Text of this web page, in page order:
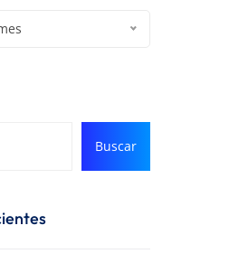
Buscar